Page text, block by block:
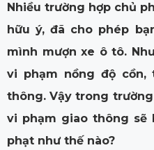
Nhiều trường hợp chủ
hữu ý, đã cho phép
mình mượn xe ô tô.
vi phạm nồng độ
thông. Vậy trong
vi phạm giao thông sẽ
phạt như thế nào?